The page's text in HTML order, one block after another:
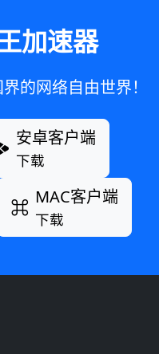
加速器
的网络自由世界！
安卓客户端
下载
MAC客户端
下载